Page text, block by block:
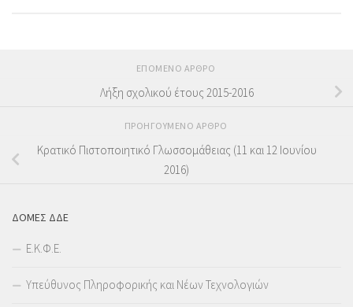
ΕΠΌΜΕΝΟ ΆΡΘΡΟ
Λήξη σχολικού έτους 2015-2016
ΠΡΟΗΓΟΎΜΕΝΟ ΆΡΘΡΟ
Κρατικό Πιστοποιητικό Γλωσσομάθειας (11 και 12 Ιουνίου
2016)
ΔΟΜΕΣ ΔΔΕ
Ε.Κ.Φ.Ε.
Υπεύθυνος Πληροφορικής και Νέων Τεχνολογιών